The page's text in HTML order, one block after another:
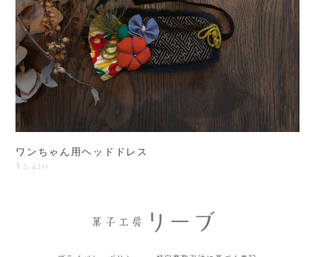
ワンちゃん用ヘッドドレス
¥2,420